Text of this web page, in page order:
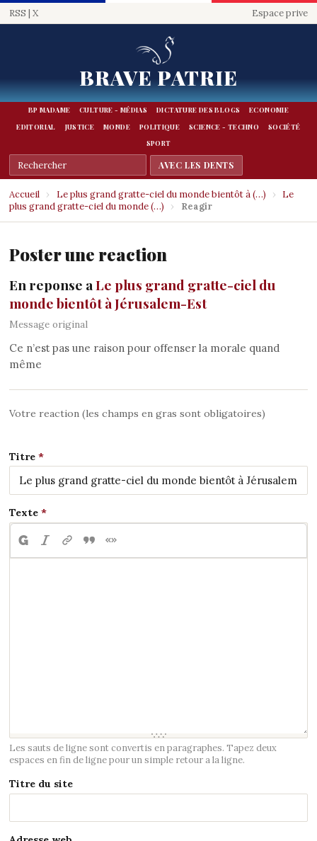
RSS | X Espace prive
BRAVE PATRIE
BP MADAME CULTURE - MÉDIAS DICTATURE DES BLOGS
ECONOMIE
EDITORIAL
JUSTICE MONDE POLITIQUE SCIENCE - TECHNO
SOCIÉTÉ
SPORT
Accueil › Le plus grand gratte-ciel du monde bientôt à (…) ›
Le
plus grand gratte-ciel du monde (…)
› Reagir
Poster une reaction
En reponse aLe plus grand gratte-ciel du
monde bientôt à Jérusalem-Est
Message original
Ce n’est pas une raison pour offenser la morale quand
même
Votre reaction (les champs en gras sont obligatoires)
Titre
Texte
Les sauts de ligne sont convertis en paragraphes. Tapez deux
espaces en fin de ligne pour un simple retour a la ligne.
Titre du site